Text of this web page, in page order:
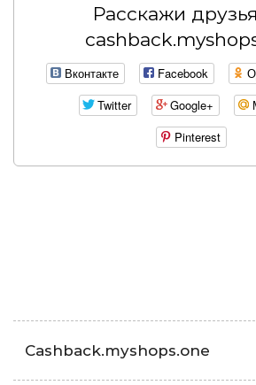
Расскажи
Вконтакте Facebook
Twitter
Google+
Pinterest
Cashback.myshops.one